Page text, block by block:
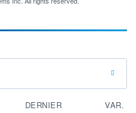
DERNIER
VAR.